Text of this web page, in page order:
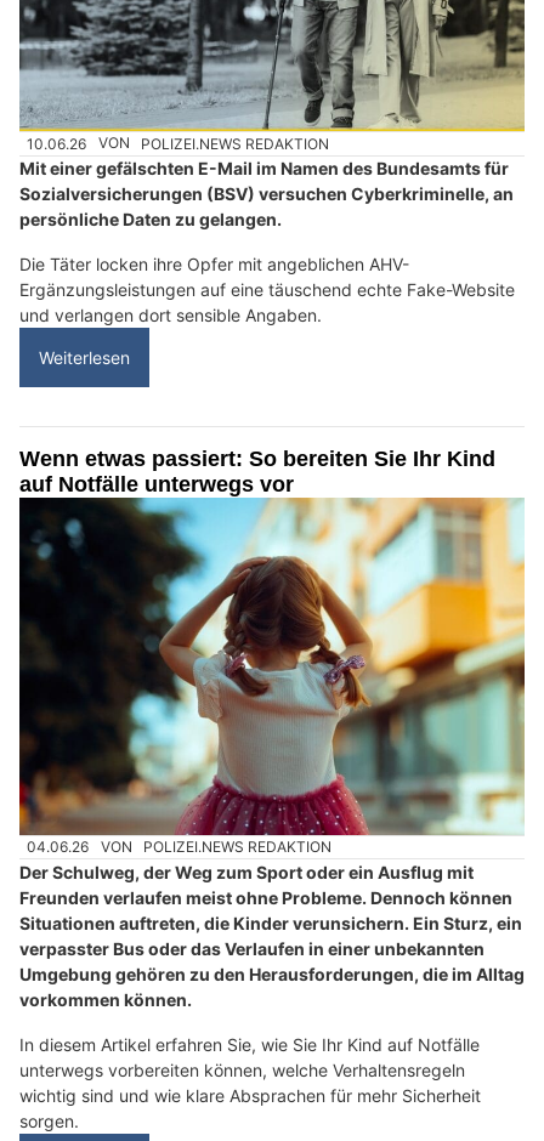
10.06.26 VON POLIZEI.NEWS REDAKTION
Mit einer gefälschten E-Mail im Namen des Bundesamts für
Sozialversicherungen (BSV) versuchen Cyberkriminelle, an
persönliche Daten zu gelangen.
Die Täter locken ihre Opfer mit angeblichen AHV-
Ergänzungsleistungen auf eine täuschend echte Fake-Website
und verlangen dort sensible Angaben.
Weiterlesen
Wenn etwas passiert: So bereiten Sie Ihr Kind
auf Notfälle unterwegs vor
04.06.26 VON POLIZEI.NEWS REDAKTION
Der Schulweg, der Weg zum Sport oder ein Ausflug mit
Freunden verlaufen meist ohne Probleme. Dennoch können
Situationen auftreten, die Kinder verunsichern. Ein Sturz, ein
verpasster Bus oder das Verlaufen in einer unbekannten
Umgebung gehören zu den Herausforderungen, die im Alltag
vorkommen können.
In diesem Artikel erfahren Sie, wie Sie Ihr Kind auf Notfälle
unterwegs vorbereiten können, welche Verhaltensregeln
wichtig sind und wie klare Absprachen für mehr Sicherheit
sorgen.